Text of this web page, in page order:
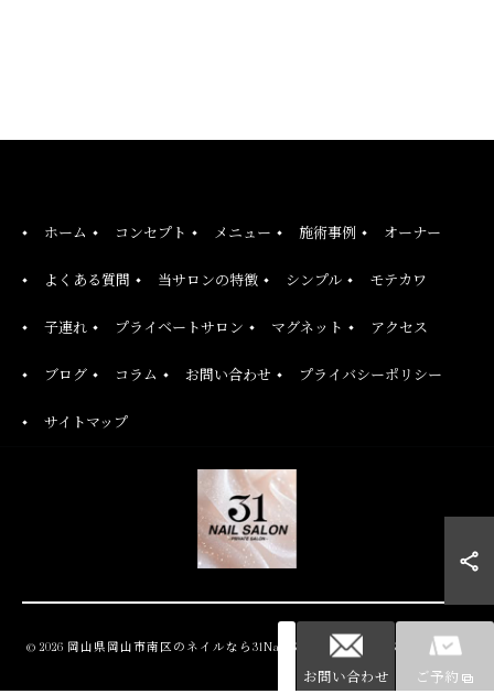
お問い合わせ ご予約
ホーム コンセプト メニュー 施術事例 オーナー
よくある質問 当サロンの特徴 シンプル モテカワ
子連れ プライベートサロン マグネット アクセス
ブログ コラム お問い合わせ プライバシーポリシー
サイトマップ
© 2026 岡山県岡山市南区のネイルなら31Nail Salon ALL RIGHTS RESERVED.